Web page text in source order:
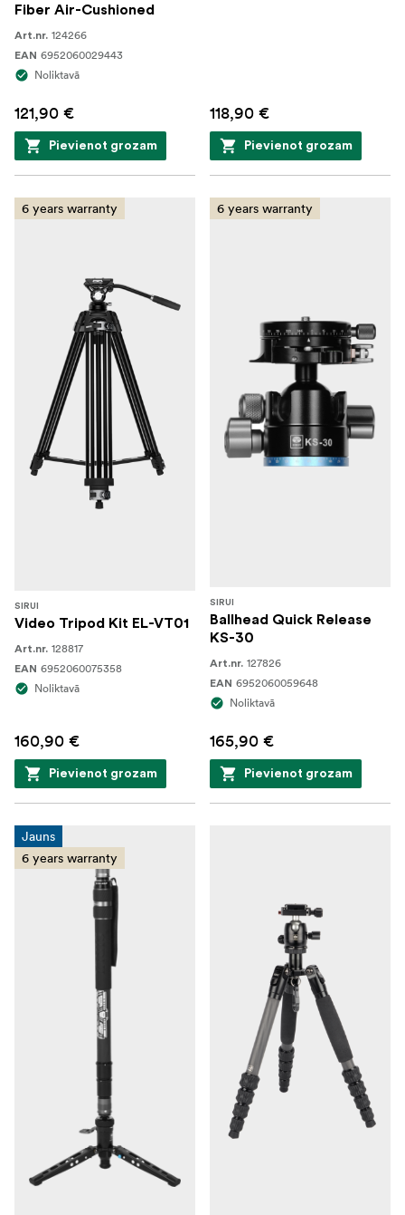
Fiber Air-Cushioned
Art.nr. 124266
EAN 6952060029443
Noliktavā
121,90 €
Pievienot grozam
118,90 €
Pievienot grozam
6 years warranty
SIRUI
Video Tripod Kit EL-VT01
Art.nr. 128817
EAN 6952060075358
Noliktavā
160,90 €
Pievienot grozam
6 years warranty
SIRUI
Ballhead Quick Release
KS-30
Art.nr. 127826
EAN 6952060059648
Noliktavā
165,90 €
Pievienot grozam
Jauns
6 years warranty